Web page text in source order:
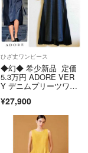
ひざ丈ワンピース
◆幻◆ 希少新品 定価
5.3万円 ADORE VER
Y デニムプリーツワン
¥27,900